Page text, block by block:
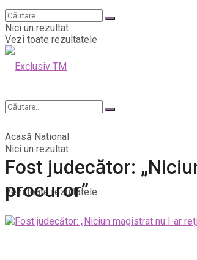
Nici un rezultat
Vezi toate rezultatele
Nici un rezultat
Vezi toate rezultatele
Acasă National
Fost judecător:
procuror”